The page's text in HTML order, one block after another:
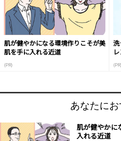
肌が健やかになる環境作りこそが美
肌を手に入れる近道
(PR) (PR)
あなたに
肌が健やかに
入れる近道